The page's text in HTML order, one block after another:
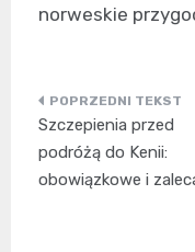
norweskie
Nawigacja
wpisu
Szczepienia przed
podróżą do Kenii:
obowiązkowe i